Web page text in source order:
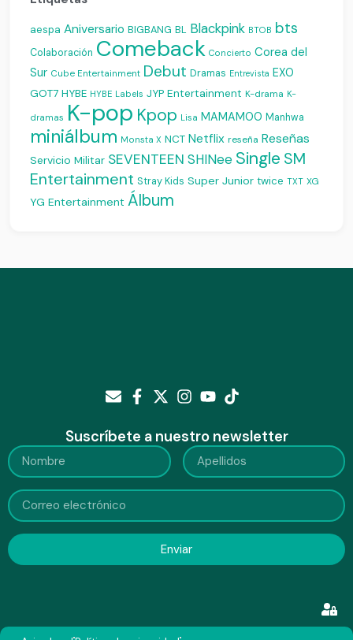
aespa Aniversario BIGBANG BL Blackpink BTOB bts
Colaboración Comeback Concierto Corea del
Sur Cube Entertainment Debut Dramas Entrevista EXO
GOT7 HYBE HYBE Labels JYP Entertainment K-drama K-
dramas K-pop Kpop Lisa MAMAMOO Manhwa
miniálbum Monsta X NCT Netflix reseña Reseñas
Servicio Militar SEVENTEEN SHINee Single SM
Entertainment Stray Kids Super Junior twice TXT XG
YG Entertainment Álbum
Suscríbete a nuestro newsletter
Enviar